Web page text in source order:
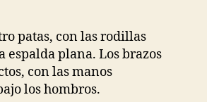
patas, con las rodillas
espalda plana. Los brazos
con las manos
los hombros.